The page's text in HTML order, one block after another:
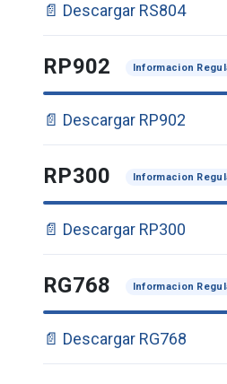
📄 Descargar RS804
RP902 Informacion
📄 Descargar RP902
RP300 Informacion
📄 Descargar RP300
RG768 Informacion
📄 Descargar RG768